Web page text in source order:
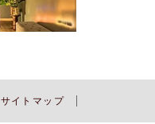
サイトマップ